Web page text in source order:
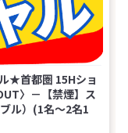
★首都圏 15Hショ
〉－【禁煙】ス
ル）(1名～2名1